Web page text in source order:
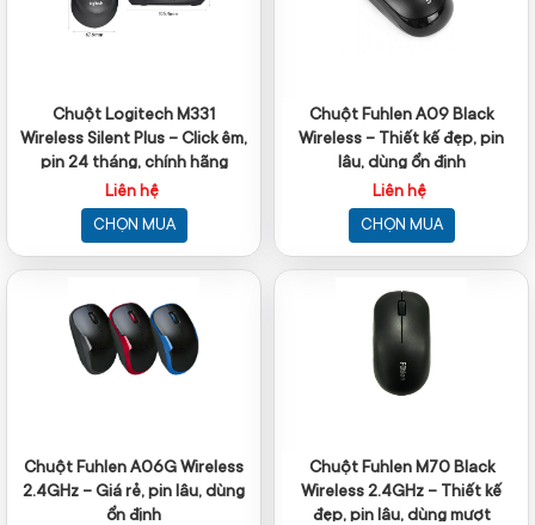
Chuột Logitech M331
Wireless Silent Plus – Click êm,
pin 24 tháng, chính hãng
Liên hệ
CHỌN MUA
Chuột Fuhlen A09 Black
Wireless – Thiết kế đẹp, pin
lâu, dùng ổn định
Liên hệ
CHỌN MUA
Chuột Fuhlen A06G Wireless
2.4GHz – Giá rẻ, pin lâu, dùng
ổn định
Chuột Fuhlen M70 Black
Wireless 2.4GHz – Thiết kế
đẹp, pin lâu, dùng mượt